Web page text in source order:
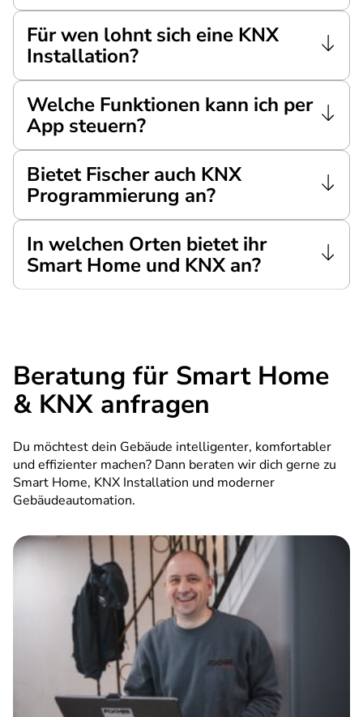
Für wen lohnt sich eine KNX
Installation?
Welche Funktionen kann ich per
App steuern?
Bietet Fischer auch KNX
Programmierung an?
In welchen Orten bietet ihr
Smart Home und KNX an?
Beratung für Smart Home
& KNX anfragen
Du möchtest dein Gebäude intelligenter, komfortabler
und effizienter machen? Dann beraten wir dich gerne zu
Smart Home, KNX Installation und moderner
Gebäudeautomation.